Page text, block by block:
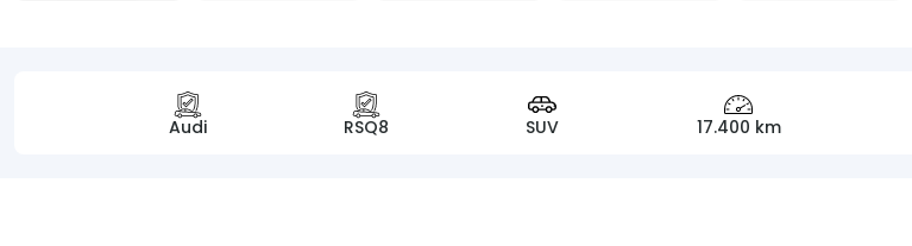
Audi RSQ8 SUV 17.400 km